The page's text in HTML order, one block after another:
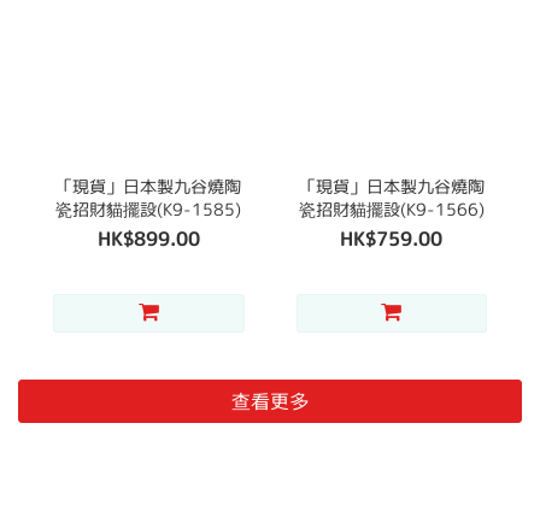
「現貨」日本製九谷燒陶
瓷招財貓擺設(K9-1585)
HK$899.00
「現貨」日本製九谷燒陶
瓷招財貓擺設(K9-1566)
HK$759.00
查看更多